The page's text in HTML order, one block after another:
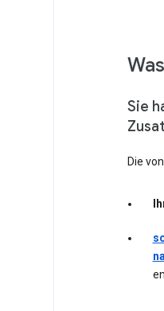
Sie
Die